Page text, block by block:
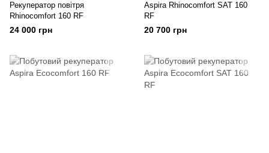
Рекуператор повітря
Rhinocomfort 160 RF
24 000 грн
Aspira Rhinocomfort SAT 160
RF
20 700 грн